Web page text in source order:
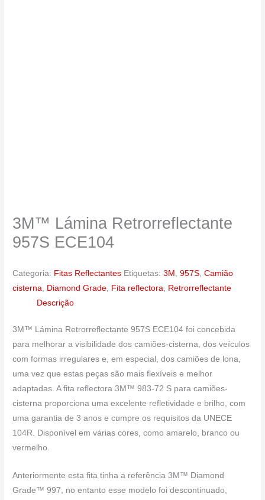
3M™ Lámina Retrorreflectante
957S ECE104
Categoria: Fitas Reflectantes Etiquetas:3M ,957S ,Camião
cisterna
Diamond Grade Fita reflectora
Retrorreflectante
Descrição
3M™ Lámina Retrorreflectante 957S ECE104 foi concebida
para melhorar a visibilidade dos camiões-cisterna, dos veículos
com formas irregulares e, em especial, dos camiões de lona,
uma vez que estas peças são mais flexíveis e melhor
adaptadas. A fita reflectora 3M™ 983-72 S para camiões-
cisterna proporciona uma excelente refletividade e brilho, com
uma garantia de 3 anos e cumpre os requisitos da UNECE
104R. Disponível em várias cores, como amarelo, branco ou
vermelho.
Anteriormente esta fita tinha a referência 3M™ Diamond
Grade™ 997, no entanto esse modelo foi descontinuado,